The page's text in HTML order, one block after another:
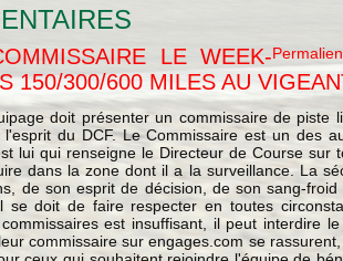
Permalien
LE WEEK-
150/300/600 MILES AU
doit présenter un commissaire de
l'esprit du DCF. Le Commissaire est un des
lui qui renseigne le Directeur de Course sur
dans la zone dont il a la surveillance. La
de son esprit de décision, de son sang-
se doit de faire respecter en toutes
est insuffisant, il peut interdire
commissaire sur engages.com se